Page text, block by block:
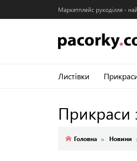
Маркетплейс рукоділля -
Листівки
Прикраси
Головна Новини